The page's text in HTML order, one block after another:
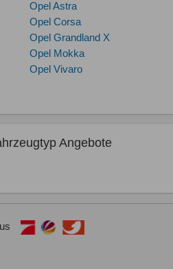
Opel Astra
Opel Corsa
Opel Grandland X
Opel Mokka
Opel Vivaro
Angebote